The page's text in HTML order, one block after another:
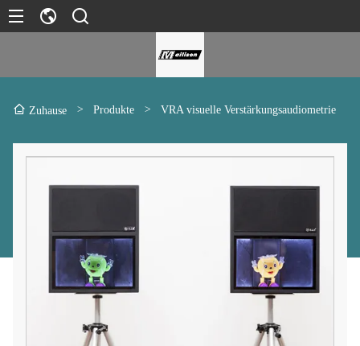
Zuhause > Produkte > VRA visuelle Verstärkungsaudiometrie